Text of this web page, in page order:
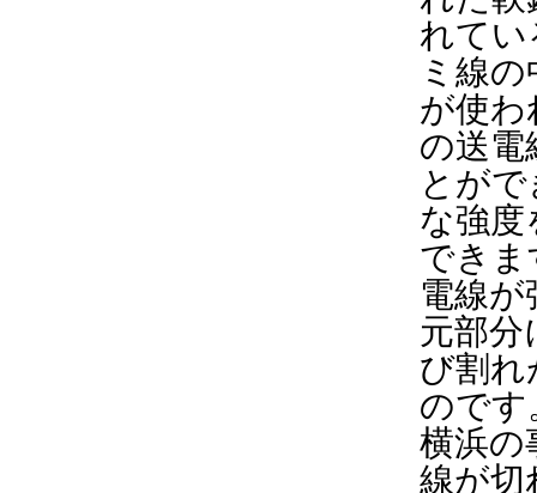
れてい
ミ線
が使わ
の送電
とが
な強度
できま
電線
元部
び割れ
のです
横浜の
線が切